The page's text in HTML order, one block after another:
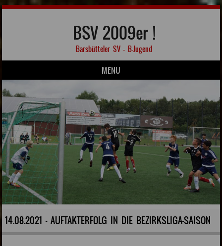
BSV 2009er !
Barsbütteler SV – B-Jugend
MENU
Skip to content
14.08.2021 - AUFTAKTERFOLG IN DIE BEZIRKSLIGA-SAISON